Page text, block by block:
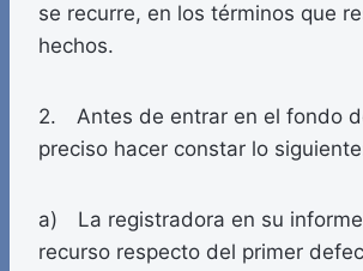
se recurre, en los términos que
hechos.
2. Antes de entrar en el fondo
preciso hacer constar lo
a) La registradora en su
recurso respecto del primer